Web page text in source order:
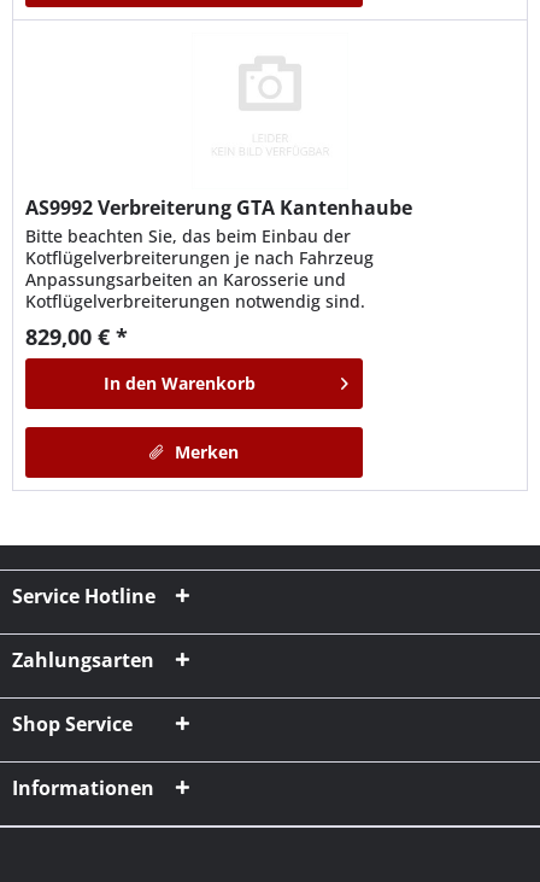
AS9992Verbreiterung GTA Kantenhaube
Bitte beachten Sie, das beim Einbau der
Kotflügelverbreiterungen je nach Fahrzeug
Anpassungsarbeiten an Karosserie und
Kotflügelverbreiterungen notwendig sind.
829,00 € *
In den Warenkorb
Merken
Service Hotline
Zahlungsarten
Shop Service
Informationen